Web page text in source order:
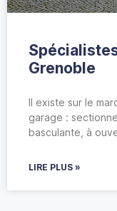
Grenoble
Il existe sur le
garage :
basculante, à
LIRE PLUS »